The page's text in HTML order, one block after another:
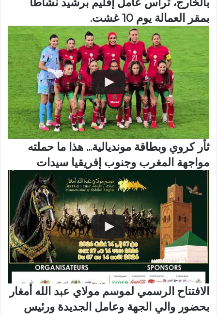
بمقر العمالة يوم 10 غشت.
ثأر كروي وبطاقة مونديالية... هذا ما حملته
مواجهة المغرب وجنوب إفريقيا سيدات
الافتتاح الرسمي لموسم مولاي عبد الله أمغار
بحضور والي الجهة وعامل الجديدة ورئيس